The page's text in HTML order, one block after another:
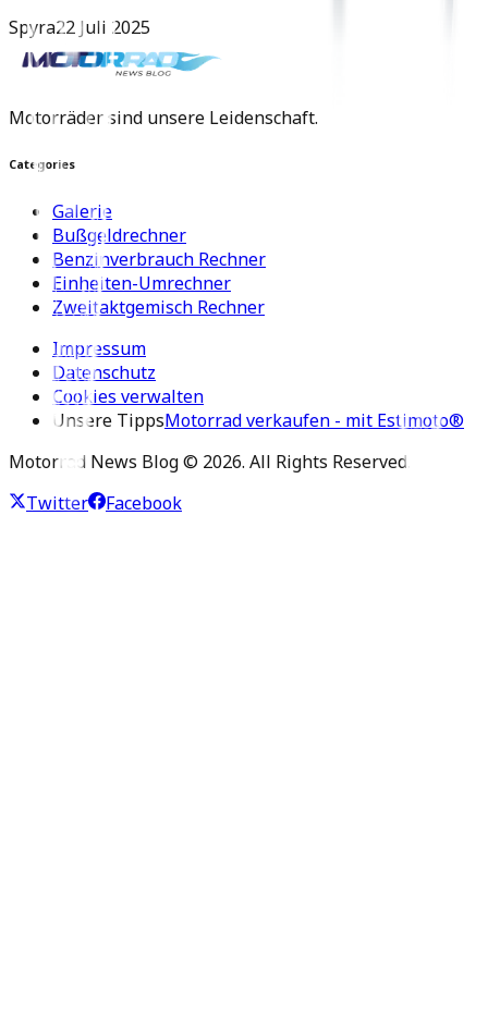
Spyra22 Juli 2025
Motorräder sind unsere Leidenschaft.
Categories
Galerie
Bußgeldrechner
Benzinverbrauch Rechner
Einheiten-Umrechner
Zweitaktgemisch Rechner
Impressum
Datenschutz
Cookies verwalten
Unsere TippsMotorrad verkaufen - mit Estimoto®
Motorrad News Blog © 2026. All Rights Reserved.
Twitter
Facebook